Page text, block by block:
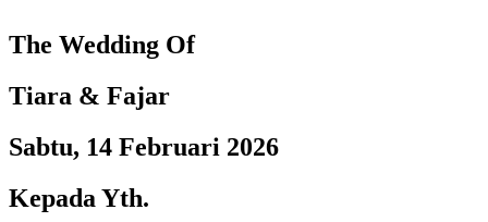
The Wedding Of
Tiara & Fajar
Sabtu, 14 Februari 2026
Kepada Yth.